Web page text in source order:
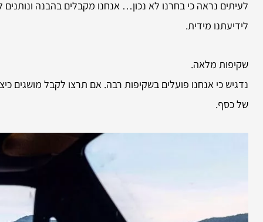
לעיתים נראה כי בחרנו לא נכון… אנחנו מקבלים בהבנה
לידיעתנו מידית.
שקיפות מלאה.
נדגיש כי אנחנו פועלים בשקיפות רבה. אם תרצו לקבל מושגים
של כסף.